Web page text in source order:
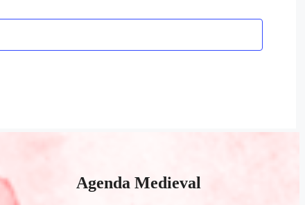
Agenda Medieval